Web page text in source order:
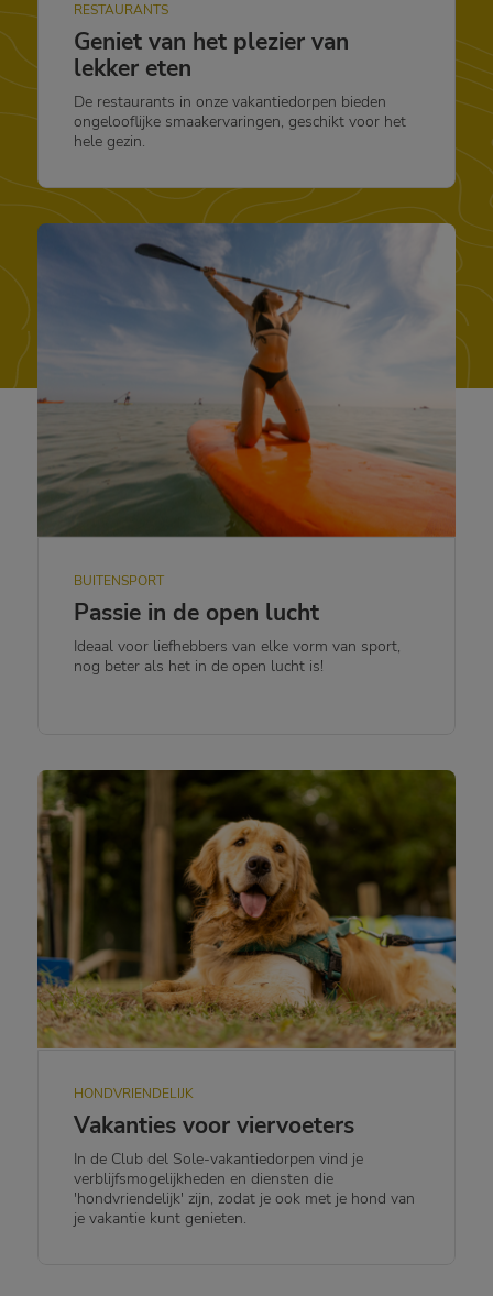
RESTAURANTS
Geniet van het plezier van
lekker eten
De restaurants in onze vakantiedorpen bieden
ongelooflijke smaakervaringen, geschikt voor het
hele gezin.
BUITENSPORT
Passie in de open lucht
Ideaal voor liefhebbers van elke vorm van sport,
nog beter als het in de open lucht is!
HONDVRIENDELIJK
Vakanties voor viervoeters
In de Club del Sole-vakantiedorpen vind je
verblijfsmogelijkheden en diensten die
'hondvriendelijk' zijn, zodat je ook met je hond van
je vakantie kunt genieten.